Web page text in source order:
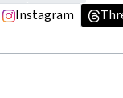
Instagram